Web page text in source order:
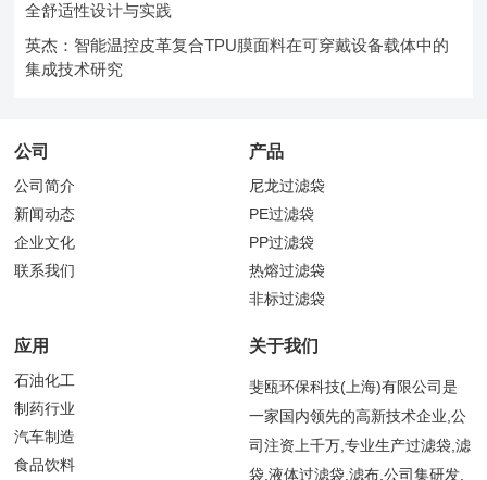
全舒适性设计与实践
英杰：智能温控皮革复合TPU膜面料在可穿戴设备载体中的
集成技术研究
公司
公司简介
新闻动态
企业文化
联系我们
产品
尼龙过滤袋
PE过滤袋
PP过滤袋
热熔过滤袋
非标过滤袋
应用
石油化工
制药行业
汽车制造
食品饮料
关于我们
斐瓯环保科技(上海)有限公司是
一家国内领先的高新技术企业,公
司注资上千万,专业生产过滤袋,滤
袋,液体过滤袋,滤布,公司集研发,